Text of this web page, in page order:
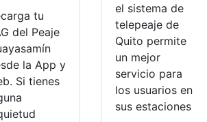
tu
del Peaje
la App y
Si tienes
el sistema de
telepeaje de
Quito permite
un mejor
servicio para
los usuarios en
sus estaciones